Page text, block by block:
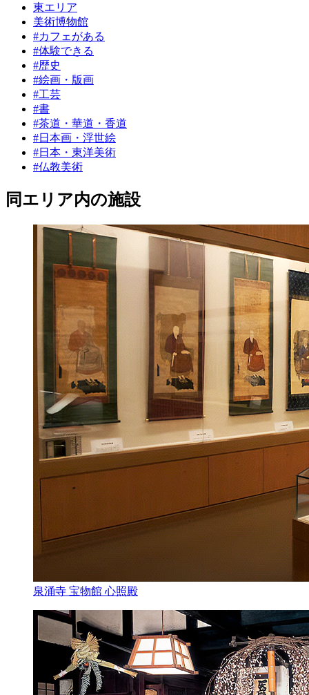
東エリア
美術博物館
#カフェがある
#体験できる
#歴史
#絵画・版画
#工芸
#書
#茶道・華道・香道
#日本画・浮世絵
#日本・東洋美術
#仏教美術
同エリア内の施設
泉涌寺 宝物館 心照殿